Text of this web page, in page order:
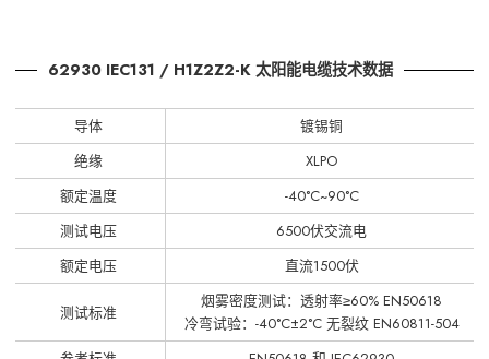
62930 IEC131 / H1Z2Z2-K 太阳能电缆技术数据
导体
镀锡铜
绝缘
XLPO
额定温度
-40°C~90°C
测试电压
6500伏交流电
额定电压
直流1500伏
测试标准
烟雾密度测试：透射率≥60% EN50618
冷弯试验：-40°C±2°C 无裂纹 EN60811-504